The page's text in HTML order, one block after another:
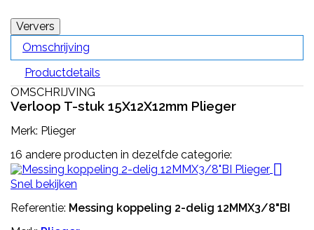
Omschrijving
Productdetails
OMSCHRIJVING
Verloop T-stuk 15X12X12mm Plieger
Merk: Plieger
16 andere producten in dezelfde categorie:

Snel bekijken
Referentie: Messing koppeling 2-delig 12MMX3/8"BI